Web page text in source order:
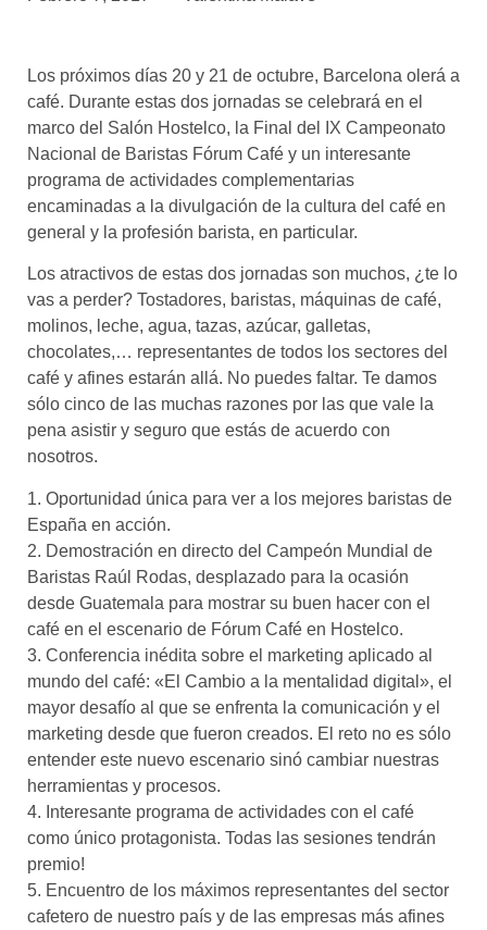
el café siempre tiene
algo nuevo que
enseñarnos
BOLSA DE TRABAJO
¡te imaginas vivir de tu pasión
por el café?
CONTACTO
¡queremos saber
de ti!
Los próximos días 20 y 21 de octubre, Barcelona olerá a
café. Durante estas dos jornadas se celebrará en el
marco del Salón Hostelco, la Final del IX Campeonato
Nacional de Baristas Fórum Café y un interesante
programa de actividades complementarias
encaminadas a la divulgación de la cultura del café en
general y la profesión barista, en particular.
Los atractivos de estas dos jornadas son muchos, ¿te lo
vas a perder? Tostadores, baristas, máquinas de café,
molinos, leche, agua, tazas, azúcar, galletas,
chocolates,… representantes de todos los sectores del
café y afines estarán allá. No puedes faltar. Te damos
sólo cinco de las muchas razones por las que vale la
pena asistir y seguro que estás de acuerdo con
nosotros.
1. Oportunidad única para ver a los mejores baristas de
España en acción.
2. Demostración en directo del Campeón Mundial de
Baristas Raúl Rodas, desplazado para la ocasión
desde Guatemala para mostrar su buen hacer con el
café en el escenario de Fórum Café en Hostelco.
3. Conferencia inédita sobre el marketing aplicado al
mundo del café: «El Cambio a la mentalidad digital», el
mayor desafío al que se enfrenta la comunicación y el
marketing desde que fueron creados. El reto no es sólo
entender este nuevo escenario sinó cambiar nuestras
herramientas y procesos.
4. Interesante programa de actividades con el café
como único protagonista. Todas las sesiones tendrán
premio!
5. Encuentro de los máximos representantes del sector
cafetero de nuestro país y de las empresas más afines